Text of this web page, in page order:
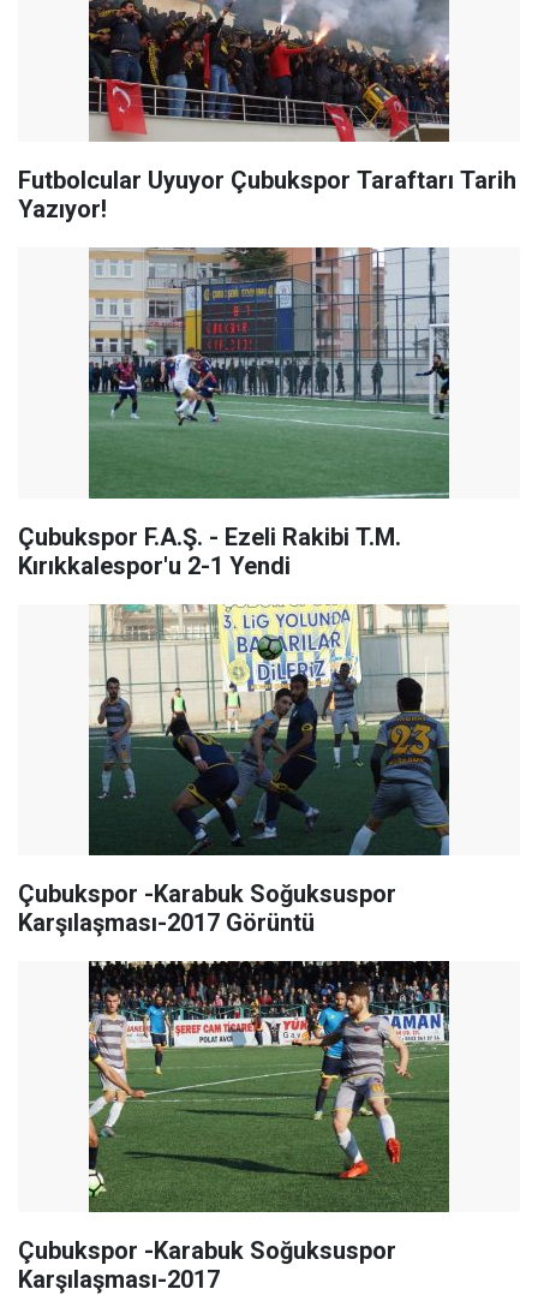
Futbolcular Uyuyor Çubukspor Taraftarı Tarih
Yazıyor!
Çubukspor F.A.Ş. - Ezeli Rakibi T.M.
Kırıkkalespor'u 2-1 Yendi
Çubukspor -Karabuk Soğuksuspor
Karşılaşması-2017 Görüntü
Çubukspor -Karabuk Soğuksuspor
Karşılaşması-2017